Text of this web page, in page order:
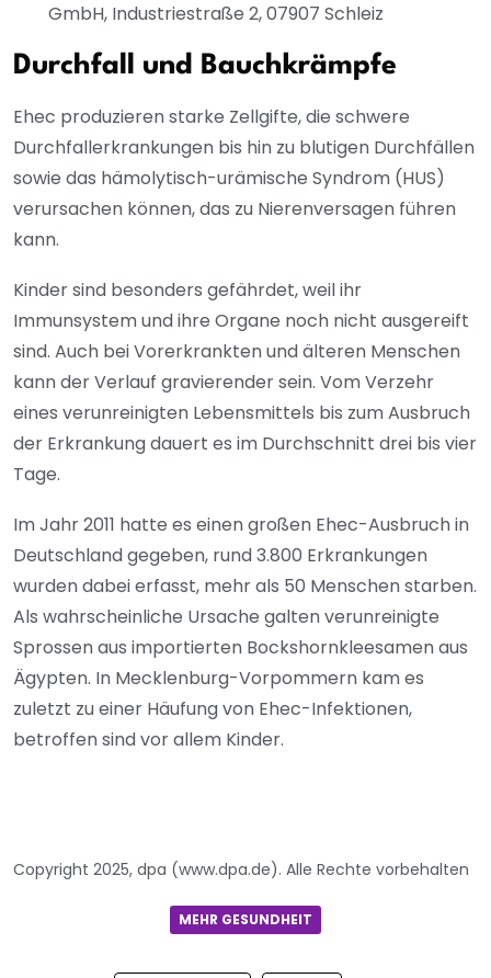
GmbH, Industriestraße 2, 07907 Schleiz
Durchfall und Bauchkrämpfe
Ehec produzieren starke Zellgifte, die schwere
Durchfallerkrankungen bis hin zu blutigen Durchfällen
sowie das hämolytisch-urämische Syndrom (HUS)
verursachen können, das zu Nierenversagen führen
kann.
Kinder sind besonders gefährdet, weil ihr
Immunsystem und ihre Organe noch nicht ausgereift
sind. Auch bei Vorerkrankten und älteren Menschen
kann der Verlauf gravierender sein. Vom Verzehr
eines verunreinigten Lebensmittels bis zum Ausbruch
der Erkrankung dauert es im Durchschnitt drei bis vier
Tage.
Im Jahr 2011 hatte es einen großen Ehec-Ausbruch in
Deutschland gegeben, rund 3.800 Erkrankungen
wurden dabei erfasst, mehr als 50 Menschen starben.
Als wahrscheinliche Ursache galten verunreinigte
Sprossen aus importierten Bockshornkleesamen aus
Ägypten. In Mecklenburg-Vorpommern kam es
zuletzt zu einer Häufung von Ehec-Infektionen,
betroffen sind vor allem Kinder.
Copyright 2025, dpa (www.dpa.de). Alle Rechte vorbehalten
MEHR GESUNDHEIT